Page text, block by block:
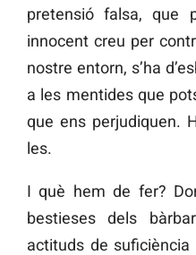
pretensió falsa, que
innocent creu per
nostre entorn, s’ha
a les mentides que
que ens perjudiquen.
les.
I què hem de fer?
bestieses dels
actituds de